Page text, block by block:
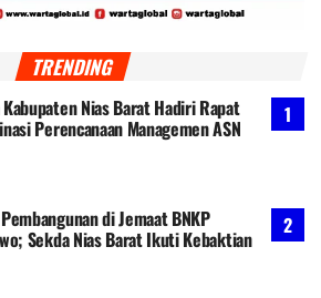
TRENDING
Nias Barat Hadiri Rapat
Perencanaan Managemen ASN
di Jemaat BNKP
Sekda Nias Barat Ikuti Kebaktian